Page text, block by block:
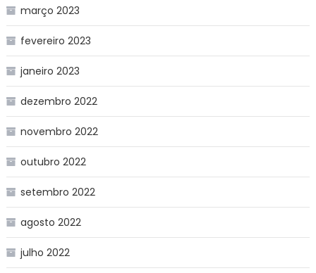
março 2023
fevereiro 2023
janeiro 2023
dezembro 2022
novembro 2022
outubro 2022
setembro 2022
agosto 2022
julho 2022